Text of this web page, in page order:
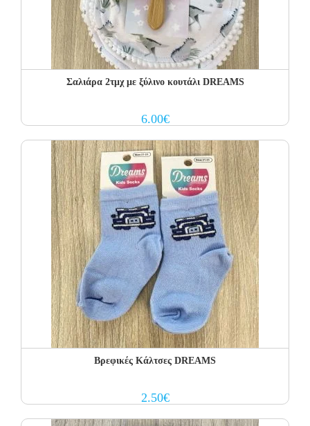
Σαλιάρα 2τμχ με ξύλινο κουτάλι DREAMS
6.00€
Βρεφικές Κάλτσες DREAMS
2.50€